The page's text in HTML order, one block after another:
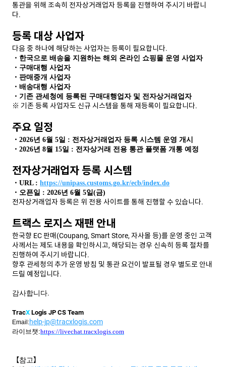
통관을 위해 조속히 전자상거래업자 등록을 진행하여 주시기 바랍니
다.
등록 대상 사업자
다음 중 하나에 해당하는 사업자는 등록이 필요합니다.
・한국으로 배송을 지원하는 해외 온라인 쇼핑몰 운영 사업자
・구매대행 사업자
・판매중개 사업자
・배송대행 사업자
・기존 관세청에 등록된 구매대행업자 및 전자상거래업자
※ 기존 등록 사업자도 신규 시스템을 통해 재등록이 필요합니다.
주요 일정
・ 2026년 6월 5일 : 전자상거래업자 등록 시스템 운영 개시
・ 2026년 8월 15일 : 전자상거래 전용 통관 플랫폼 개통 예정
전자상거래업자 등록 시스템
・ URL : https://unipass.customs.go.kr/ecb/index.do
・오픈일 : 2026년 6월 5일 (금)
전자상거래업자 등록은 위 전용 사이트를 통해 진행할 수 있습니다.
트랙스 로지스 재팬 안내
한국향 EC 판매(Coupang, Smart Store, 자사몰 등)를 운영 중인 고객
사께서는 제도 내용을 확인하시고, 해당되는 경우 신속히 등록 절차를
진행하여 주시기 바랍니다.
향후 관세청의 추가 운영 방침 및 통관 요건이 발표될 경우 별도로 안내
드릴 예정입니다.
감사합니다.
TracX Logis JP CS Team
Email:help-jp@tracxlogis.com
라이브챗:https://livechat.tracxlogis.com
【참고】